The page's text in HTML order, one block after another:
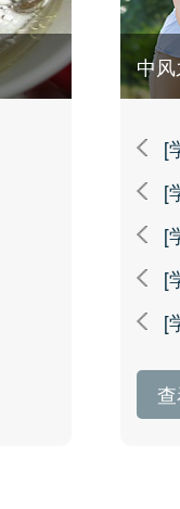
中
[
[
[
[
[